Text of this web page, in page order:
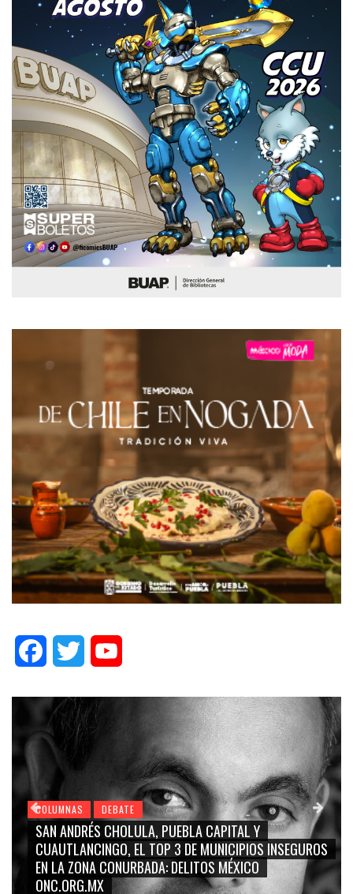
FacebookTwitter
COLUMNAS DEBATE
SAN ANDRÉS CHOLULA, PUEBLA CAPITAL Y
CUAUTLANCINGO, EL TOP 3 DE MUNICIPIOS INSEGUROS
EN LA ZONA CONURBADA: DELITOS MÉXICO
ONC.ORG.MX